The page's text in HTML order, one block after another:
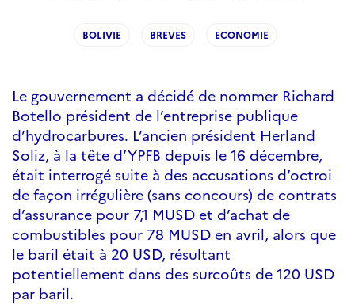
BOLIVIE BREVES ECONOMIE
Le gouvernement a décidé de nommer Richard
Botello président de l’entreprise publique
d’hydrocarbures. L’ancien président Herland
Soliz, à la tête d’YPFB depuis le 16 décembre,
était interrogé suite à des accusations d’octroi
de façon irrégulière (sans concours) de contrats
d’assurance pour 7,1 MUSD et d’achat de
combustibles pour 78 MUSD en avril, alors que
le baril était à 20 USD, résultant
potentiellement dans des surcoûts de 120 USD
par baril.